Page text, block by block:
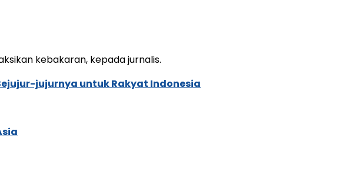
kebakaran, kepada jurnalis.
jujurnya untuk Rakyat Indonesia